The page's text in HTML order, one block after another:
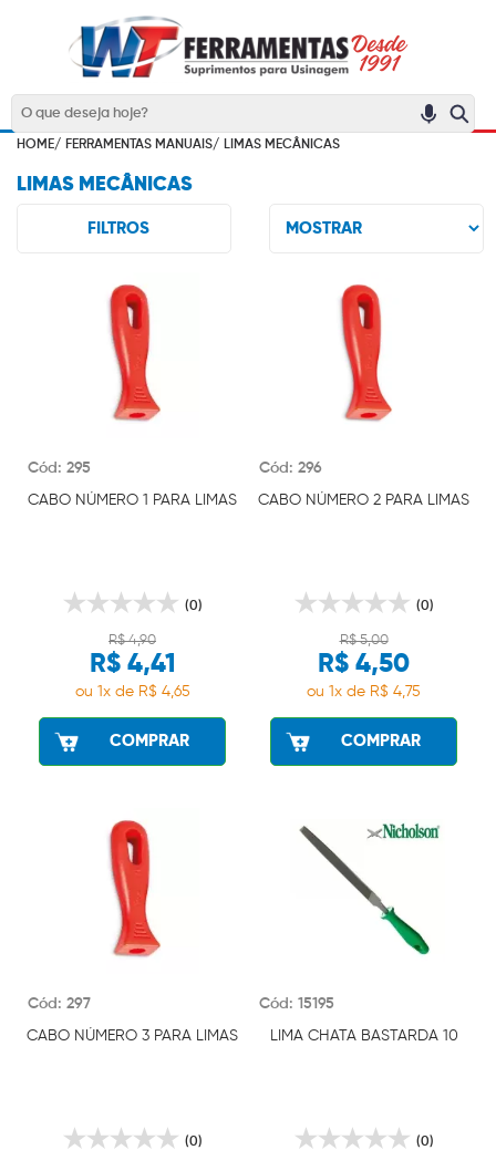
HOME/ FERRAMENTAS MANUAIS/ LIMAS MECÂNICAS
LIMAS MECÂNICAS
FILTROS
Cód: 295
CABO NÚMERO 1 PARA LIMAS
(0)
R$ 4,90
R$ 4,41
ou 1x de R$ 4,65
COMPRAR
Cód: 296
CABO NÚMERO 2 PARA LIMAS
(0)
R$ 5,00
R$ 4,50
ou 1x de R$ 4,75
COMPRAR
Cód: 297
CABO NÚMERO 3 PARA LIMAS
(0)
Cód: 15195
LIMA CHATA BASTARDA 10
(0)